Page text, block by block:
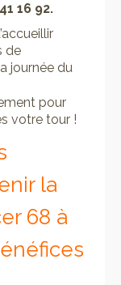
16 92.
de
journée du
pour
votre tour !
la
68 à